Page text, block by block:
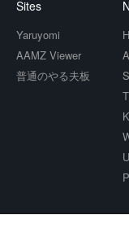
Sites
Yaruyomi
AAMZ Viewer
普通のやる夫板